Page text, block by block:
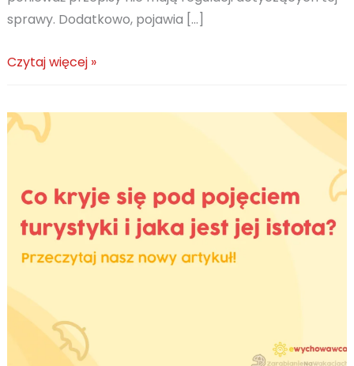
sprawy. Dodatkowo, pojawia […]
Ilu
jechać
Czytaj więcej »